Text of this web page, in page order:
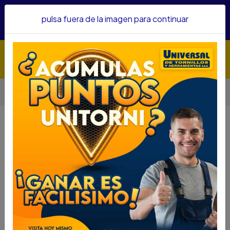
confianza&nbsp;Recibe un KIT PARRILLERO por compras
Inicio Herramientas
Herramienta Eléctrica
SOPLADORA FERTON SOP500 350 W AJUSTABLE SOP500
SOPLADORA FERTON SOP500 350
W AJUSTABLE SOP500
SOPLADORA FERTON SOP500 350 W AJUSTABLE
SOP500
SKU....72941019
DESCRIPCIÓN....
SOPLADORA FERTON SOP500 350 W AJUSTABLE
pulsa fuera de la imagen para continuar